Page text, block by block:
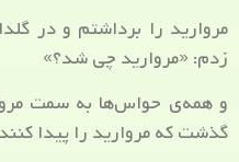
مروارید را برداشتم و در
زدم: «مروارید چی شد؟»
و همه‌ی حواس‌ها به سمت
گذشت که مروارید را پیدا